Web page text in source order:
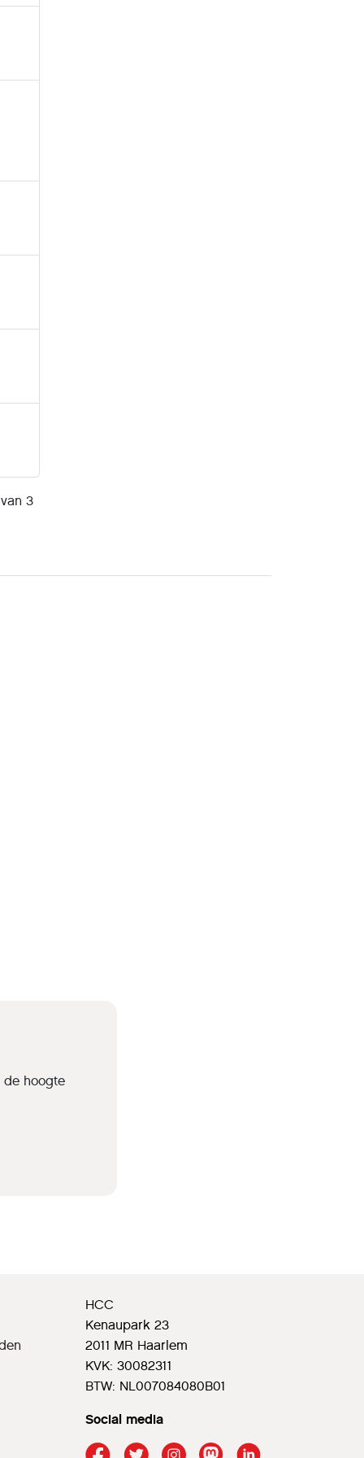
3
de hoogte
HCC
Kenaupark 23
2011 MR Haarlem
KVK: 30082311
BTW: NL007084080B01
Social media